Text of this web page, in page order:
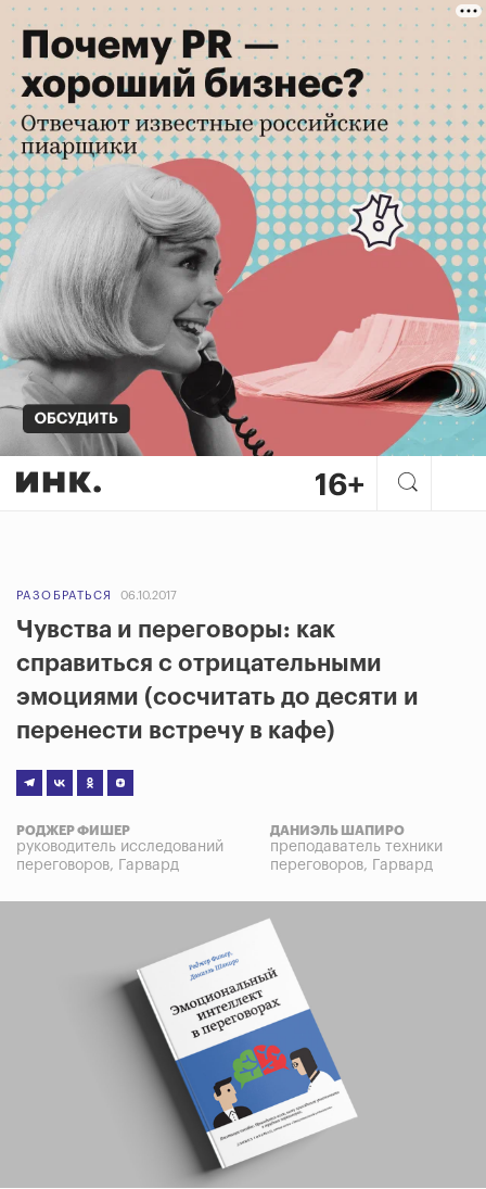
РАЗОБРАТЬСЯ 06.10.2017
Чувства и переговоры: как
справиться с отрицательными
эмоциями (сосчитать до десяти и
перенести встречу в кафе)
РОДЖЕР ФИШЕР
руководитель исследований
переговоров, Гарвард
ДАНИЭЛЬ ШАПИРО
преподаватель техники
переговоров, Гарвард